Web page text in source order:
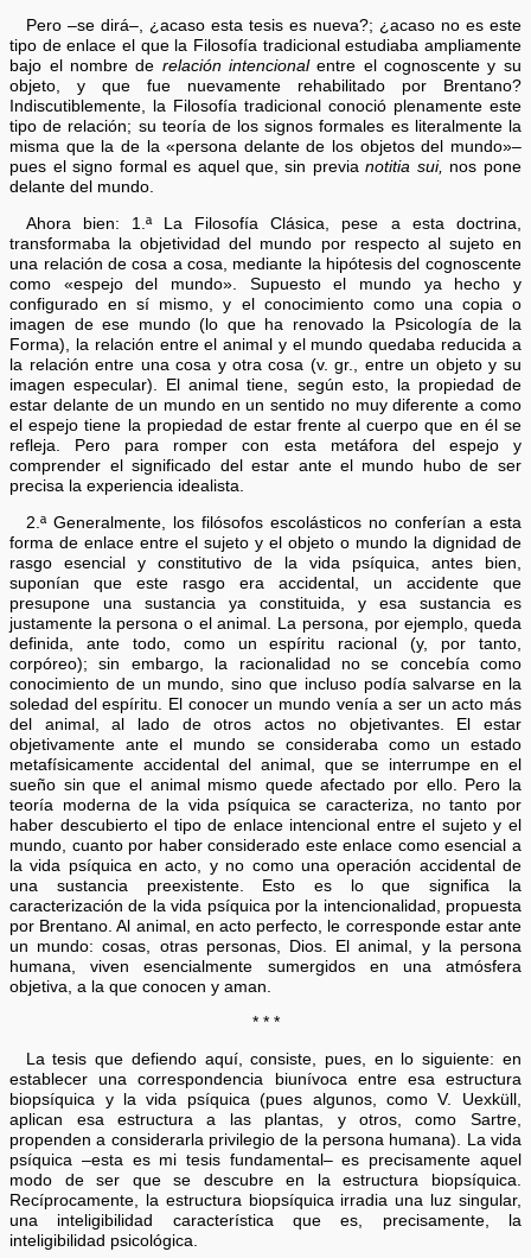
Pero –se dirá–, ¿acaso esta tesis es nueva?; ¿acaso no es este
tipo de enlace el que la Filosofía tradicional estudiaba ampliamente
bajo el nombre de relación intencionalentre el cognoscente y su
objeto, y que fue nuevamente rehabilitado por Brentano?
Indiscutiblemente, la Filosofía tradicional conoció plenamente este
tipo de relación; su teoría de los signos formales es literalmente la
misma que la de la «persona delante de los objetos del mundo»–
pues el signo formal es aquel que, sin previanotitia sui, nos pone
delante del mundo.
Ahora bien: 1.ª La Filosofía Clásica, pese a esta doctrina,
transformaba la objetividad del mundo por respecto al sujeto en
una relación de cosa a cosa, mediante la hipótesis del cognoscente
como «espejo del mundo». Supuesto el mundo ya hecho y
configurado en sí mismo, y el conocimiento como una copia o
imagen de ese mundo (lo que ha renovado la Psicología de la
Forma), la relación entre el animal y el mundo quedaba reducida a
la relación entre una cosa y otra cosa (v. gr., entre un objeto y su
imagen especular). El animal tiene, según esto, la propiedad de
estar delante de un mundo en un sentido no muy diferente a como
el espejo tiene la propiedad de estar frente al cuerpo que en él se
refleja. Pero para romper con esta metáfora del espejo y
comprender el significado del estar ante el mundo hubo de ser
precisa la experiencia idealista.
2.ª Generalmente, los filósofos escolásticos no conferían a esta
forma de enlace entre el sujeto y el objeto o mundo la dignidad de
rasgo esencial y constitutivo de la vida psíquica, antes bien,
suponían que este rasgo era accidental, un accidente que
presupone una sustancia ya constituida, y esa sustancia es
justamente la persona o el animal. La persona, por ejemplo, queda
definida, ante todo, como un espíritu racional (y, por tanto,
corpóreo); sin embargo, la racionalidad no se concebía como
conocimiento de un mundo, sino que incluso podía salvarse en la
soledad del espíritu. El conocer un mundo venía a ser un acto más
del animal, al lado de otros actos no objetivantes. El estar
objetivamente ante el mundo se consideraba como un estado
metafísicamente accidental del animal, que se interrumpe en el
sueño sin que el animal mismo quede afectado por ello. Pero la
teoría moderna de la vida psíquica se caracteriza, no tanto por
haber descubierto el tipo de enlace intencional entre el sujeto y el
mundo, cuanto por haber considerado este enlace como esencial a
la vida psíquica en acto, y no como una operación accidental de
una sustancia preexistente. Esto es lo que significa la
caracterización de la vida psíquica por la intencionalidad, propuesta
por Brentano. Al animal, en acto perfecto, le corresponde estar ante
un mundo: cosas, otras personas, Dios. El animal, y la persona
humana, viven esencialmente sumergidos en una atmósfera
objetiva, a la que conocen y aman.
* * *
La tesis que defiendo aquí, consiste, pues, en lo siguiente: en
establecer una correspondencia biunívoca entre esa estructura
biopsíquica y la vida psíquica (pues algunos, como V. Uexküll,
aplican esa estructura a las plantas, y otros, como Sartre,
propenden a considerarla privilegio de la persona humana). La vida
psíquica –esta es mi tesis fundamental– es precisamente aquel
modo de ser que se descubre en la estructura biopsíquica.
Recíprocamente, la estructura biopsíquica irradia una luz singular,
una inteligibilidad característica que es, precisamente, la
inteligibilidad psicológica.